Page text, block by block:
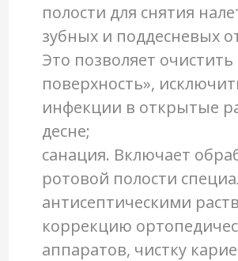
полости для снятия
зубных и поддесневых
Это позволяет
поверхность»,
инфекции в открытые
десне;
санация. Включает
ротовой полости
антисептическими
коррекцию
аппаратов, чистку